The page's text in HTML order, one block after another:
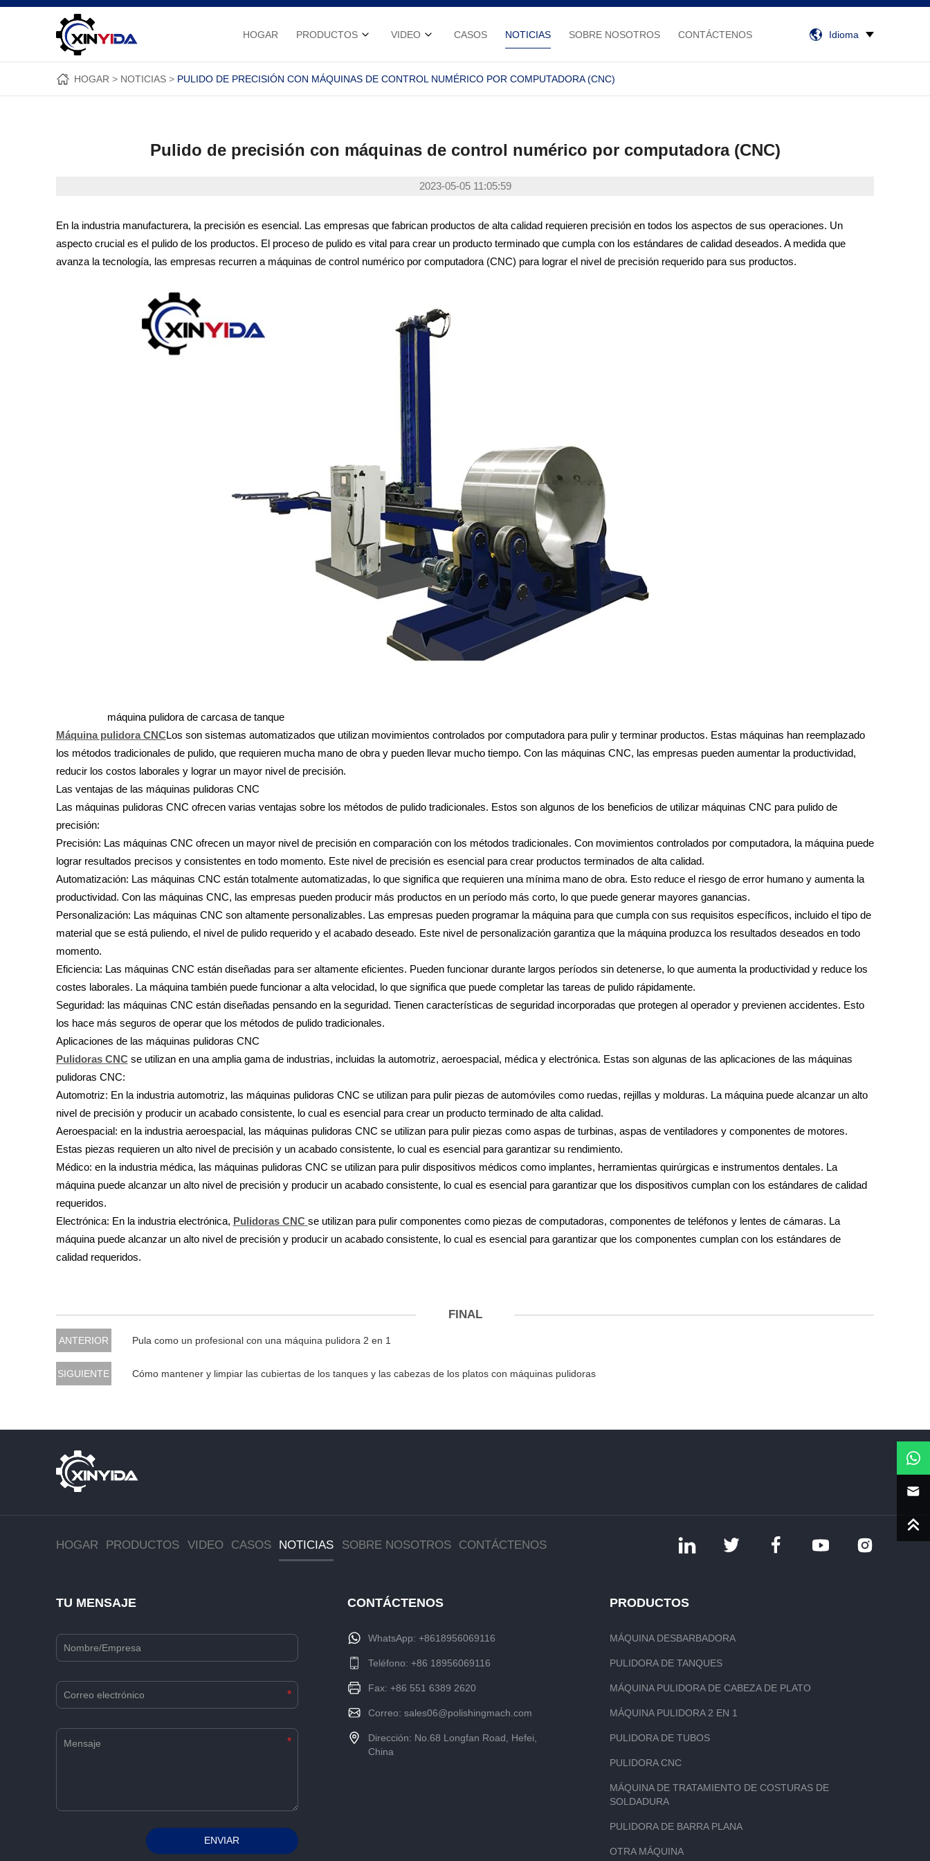
HOGAR PRODUCTOS VIDEO CASOS NOTICIAS SOBRE NOSOTROS CONTÁCTENOS Idioma
HOGAR NOTICIAS PULIDO DE PRECISIÓN CON MÁQUINAS DE CONTROL NUMÉRICO POR COMPUTADORA (CNC)
Pulido de precisión con máquinas de control numérico por computadora (CNC)
2023-05-05 11:05:59
En la industria manufacturera, la precisión es esencial. Las empresas que fabrican productos de alta calidad requieren precisión en todos los aspectos de sus operaciones. Un
aspecto crucial es el pulido de los productos. El proceso de pulido es vital para crear un producto terminado que cumpla con los estándares de calidad deseados. A medida que
avanza la tecnología, las empresas recurren a máquinas de control numérico por computadora (CNC) para lograr el nivel de precisión requerido para sus productos.
máquina pulidora de carcasa de tanque
Máquina pulidora CNCLos son sistemas automatizados que utilizan movimientos controlados por computadora para pulir y terminar productos. Estas máquinas han reemplazado
los métodos tradicionales de pulido, que requieren mucha mano de obra y pueden llevar mucho tiempo. Con las máquinas CNC, las empresas pueden aumentar la productividad,
reducir los costos laborales y lograr un mayor nivel de precisión.
Las ventajas de las máquinas pulidoras CNC
Las máquinas pulidoras CNC ofrecen varias ventajas sobre los métodos de pulido tradicionales. Estos son algunos de los beneficios de utilizar máquinas CNC para pulido de
precisión:
Precisión: Las máquinas CNC ofrecen un mayor nivel de precisión en comparación con los métodos tradicionales. Con movimientos controlados por computadora, la máquina puede
lograr resultados precisos y consistentes en todo momento. Este nivel de precisión es esencial para crear productos terminados de alta calidad.
Automatización: Las máquinas CNC están totalmente automatizadas, lo que significa que requieren una mínima mano de obra. Esto reduce el riesgo de error humano y aumenta la
productividad. Con las máquinas CNC, las empresas pueden producir más productos en un período más corto, lo que puede generar mayores ganancias.
Personalización: Las máquinas CNC son altamente personalizables. Las empresas pueden programar la máquina para que cumpla con sus requisitos específicos, incluido el tipo de
material que se está puliendo, el nivel de pulido requerido y el acabado deseado. Este nivel de personalización garantiza que la máquina produzca los resultados deseados en todo
momento.
Eficiencia: Las máquinas CNC están diseñadas para ser altamente eficientes. Pueden funcionar durante largos períodos sin detenerse, lo que aumenta la productividad y reduce los
costes laborales. La máquina también puede funcionar a alta velocidad, lo que significa que puede completar las tareas de pulido rápidamente.
Seguridad: las máquinas CNC están diseñadas pensando en la seguridad. Tienen características de seguridad incorporadas que protegen al operador y previenen accidentes. Esto
los hace más seguros de operar que los métodos de pulido tradicionales.
Aplicaciones de las máquinas pulidoras CNC
Pulidoras CNCse utilizan en una amplia gama de industrias, incluidas la automotriz, aeroespacial, médica y electrónica. Estas son algunas de las aplicaciones de las máquinas
pulidoras CNC:
Automotriz: En la industria automotriz, las máquinas pulidoras CNC se utilizan para pulir piezas de automóviles como ruedas, rejillas y molduras. La máquina puede alcanzar un alto
nivel de precisión y producir un acabado consistente, lo cual es esencial para crear un producto terminado de alta calidad.
Aeroespacial: en la industria aeroespacial, las máquinas pulidoras CNC se utilizan para pulir piezas como aspas de turbinas, aspas de ventiladores y componentes de motores.
Estas piezas requieren un alto nivel de precisión y un acabado consistente, lo cual es esencial para garantizar su rendimiento.
Médico: en la industria médica, las máquinas pulidoras CNC se utilizan para pulir dispositivos médicos como implantes, herramientas quirúrgicas e instrumentos dentales. La
máquina puede alcanzar un alto nivel de precisión y producir un acabado consistente, lo cual es esencial para garantizar que los dispositivos cumplan con los estándares de calidad
requeridos.
Electrónica: En la industria electrónica, Pulidoras CNC se utilizan para pulir componentes como piezas de computadoras, componentes de teléfonos y lentes de cámaras. La
máquina puede alcanzar un alto nivel de precisión y producir un acabado consistente, lo cual es esencial para garantizar que los componentes cumplan con los estándares de
calidad requeridos.
FINAL
ANTERIOR Pula como un profesional con una máquina pulidora 2 en 1
SIGUIENTE Cómo mantener y limpiar las cubiertas de los tanques y las cabezas de los platos con máquinas pulidoras
HOGAR PRODUCTOS VIDEO CASOS NOTICIAS SOBRE NOSOTROS CONTÁCTENOS
TU MENSAJE
*
*
ENVIAR
CONTÁCTENOS
WhatsApp: +8618956069116
Teléfono: +86 18956069116
Fax: +86 551 6389 2620
Correo: sales06@polishingmach.com
Dirección: No.68 Longfan Road, Hefei,
China
PRODUCTOS
MÁQUINA DESBARBADORA
PULIDORA DE TANQUES
MÁQUINA PULIDORA DE CABEZA DE PLATO
MÁQUINA PULIDORA 2 EN 1
PULIDORA DE TUBOS
PULIDORA CNC
MÁQUINA DE TRATAMIENTO DE COSTURAS DE
SOLDADURA
PULIDORA DE BARRA PLANA
OTRA MÁQUINA